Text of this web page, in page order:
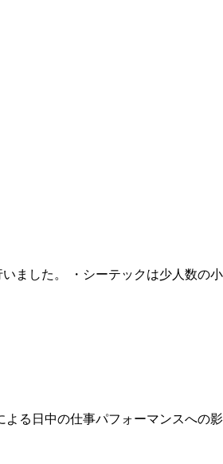
いました。 ・シーテックは少人数の
よる日中の仕事パフォーマンスへの